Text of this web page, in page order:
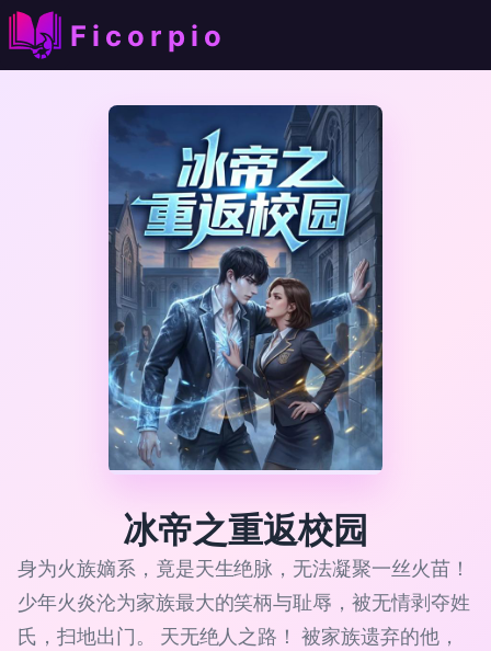
Ficorpio
冰帝之重返校园
身为火族嫡系，竟是天生绝脉，无法凝聚一丝火苗！
少年火炎沦为家族最大的笑柄与耻辱，被无情剥夺姓
氏，扫地出门。 天无绝人之路！ 被家族遗弃的他，